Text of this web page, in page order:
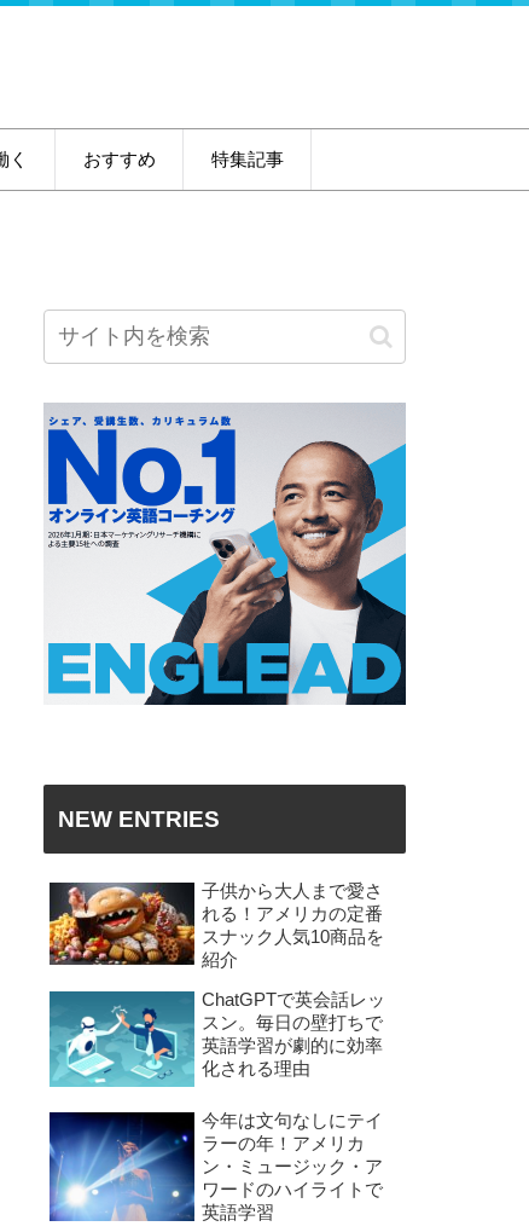
く おすすめ 特集記事
NEW ENTRIES
子供から大人まで愛さ
れる！アメリカの定番
スナック人気10商品を
紹介
ChatGPTで英会話レッ
スン。毎日の壁打ちで
英語学習が劇的に効率
化される理由
今年は文句なしにテイ
ラーの年！アメリカ
ン・ミュージック・ア
ワードのハイライトで
英語学習